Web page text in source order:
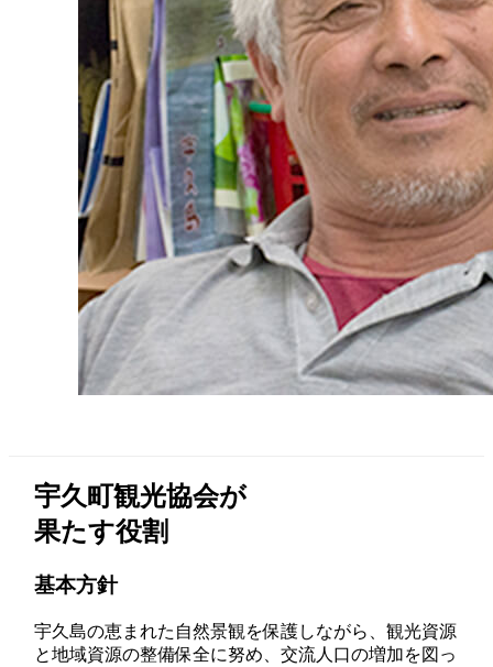
宇久町観光協会が
果たす役割
基本方針
宇久島の恵まれた自然景観を保護しながら、観光資源
と地域資源の整備保全に努め、交流人口の増加を図っ